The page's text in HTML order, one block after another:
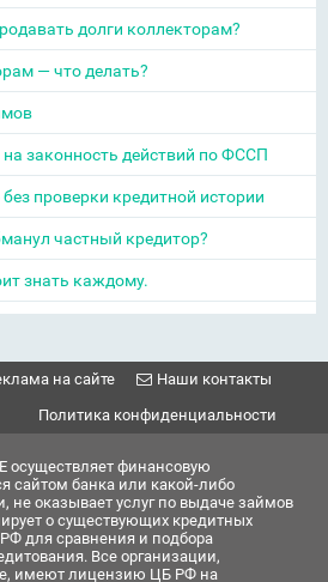
долги коллекторам?
— что делать?
законность действий по ФССП
проверки кредитной истории
частный кредитор?
знать каждому.
на сайте
Наши контакты
Политика конфиденциальности
осуществляет финансовую
сайтом банка или какой-либо
не оказывает услуг по выдаче займов
о существующих кредитных
для сравнения и подбора
Все организации,
имеют лицензию ЦБ РФ на